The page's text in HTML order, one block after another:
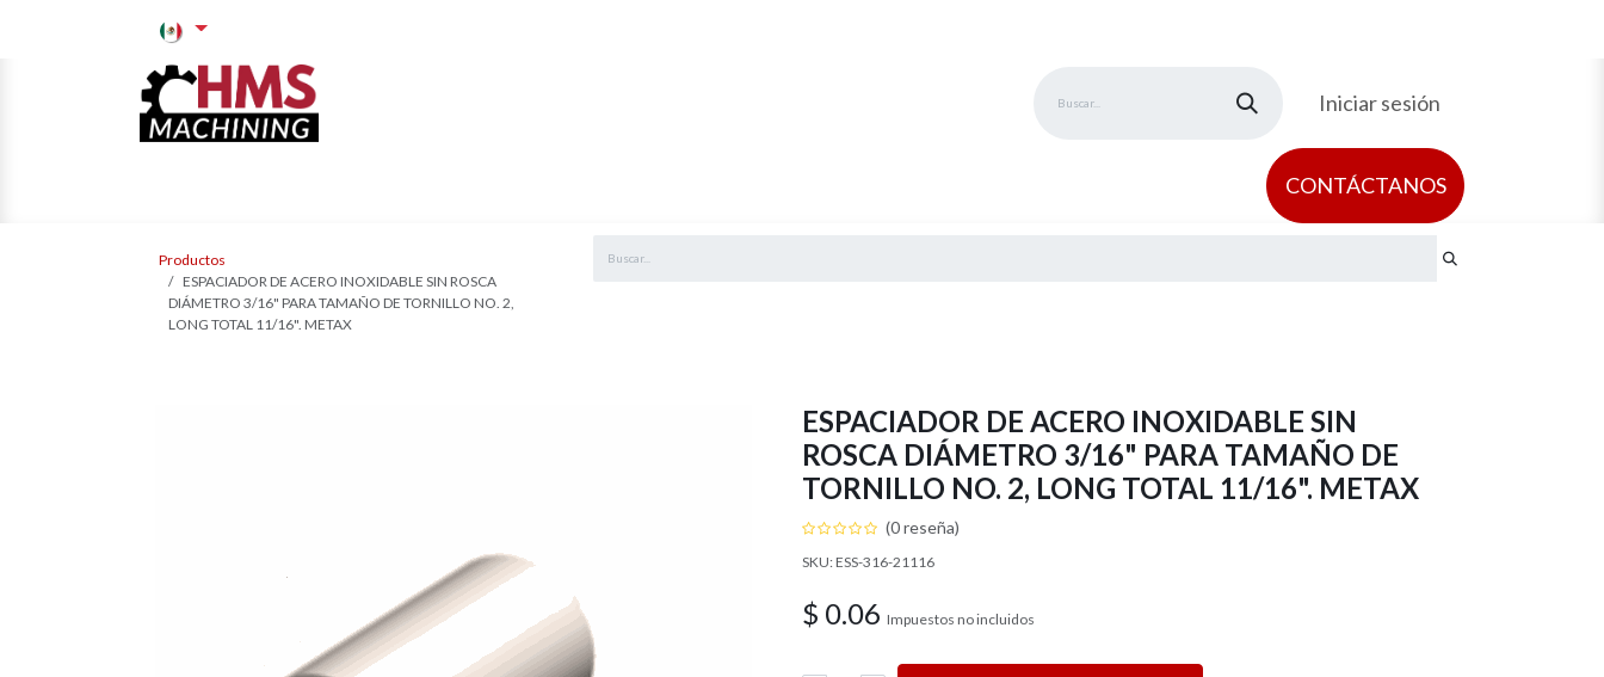
Iniciar sesión
CONTÁCTAN​​OS
Productos
ESPACIADOR DE ACERO INOXIDABLE SIN ROSCA
DIÁMETRO 3/16" PARA TAMAÑO DE TORNILLO NO. 2,
LONG TOTAL 11/16". METAX
ESPACIADOR DE ACERO INOXIDABLE SIN
ROSCA DIÁMETRO 3/16" PARA TAMAÑO DE
TORNILLO NO. 2, LONG TOTAL 11/16". METAX
(0 reseña)
SKU: ESS-316-21116
$ 0.06 Impuestos no incluidos